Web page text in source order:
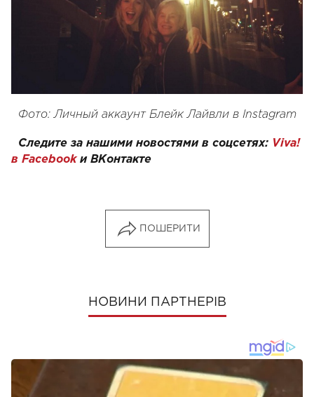
Фото: Личный аккаунт Блейк Лайвли в Instagram
Следите за нашими новостями в соцсетях: Viva!
в Facebookи ВКонтакте
ПОШЕРИТИ
НОВИНИ ПАРТНЕРІВ